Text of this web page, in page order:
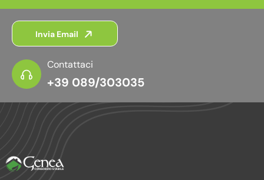
Invia Email
Contattaci
+39 089/303035